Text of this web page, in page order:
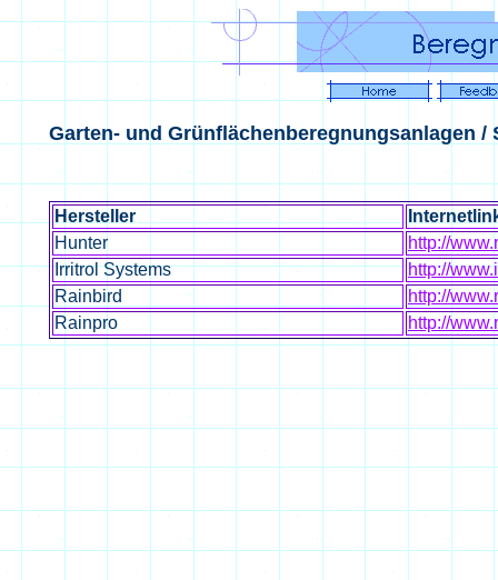
Garten- und Grünflächenberegnungsanlagen /
Hersteller
Hunter
http://
Irritrol Systems
http://
Rainbird
http://
Rainpro
http://